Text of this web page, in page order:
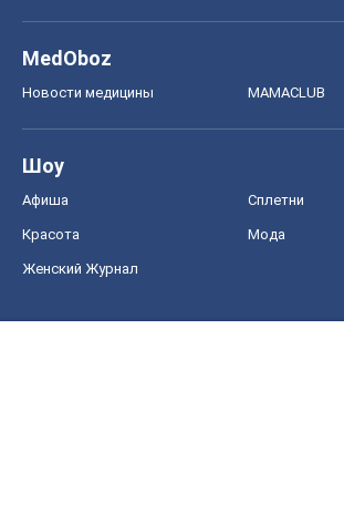
MedOboz
Новости медицины MAMACLUB
Шоу
Афиша Сплетни
Красота Мода
Женский Журнал